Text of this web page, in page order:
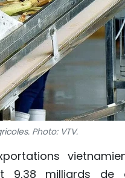
Photo: VTV.
9,38 milliards de